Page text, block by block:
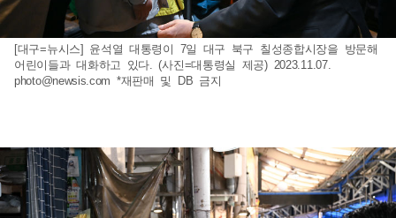
[대구=뉴시스] 윤석열 대통령이 7일 대구 북구 칠성종합시장을 방문해
어린이들과 대화하고 있다. (사진=대통령실 제공) 2023.11.07.
photo@newsis.com *재판매 및 DB 금지